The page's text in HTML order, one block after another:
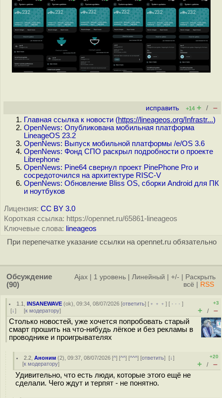
исправить +14 + / –
Главная ссылка к новости (https://lineageos.org/Infrastr...)
OpenNews: Опубликована мобильная платформа
LineageOS 23.2
OpenNews: Выпуск мобильной платформы /e/OS 3.6
OpenNews: Фонд СПО раскрыл подробности о проекте
Librephone
OpenNews: Pine64 свернул проект PinePhone Pro и
сосредоточился на архитектуре RISC-V
OpenNews: Обновление Bliss OS, сборки Android для ПК
и ноутбуков
Лицензия: CC BY 3.0
Короткая ссылка: https://opennet.ru/65861-lineageos
Ключевые слова: lineageos
При перепечатке указание ссылки на opennet.ru обязательно
Обсуждение
(90)
Ajax 1 уровень Линейный +/-
Раскрыть
всё
RSS
1.1 ,INSANEWAVE (ok), 09:34, 08/07/2026 [ответить] [ ﹢﹢﹢] [ · · ·]
[↓] [к модератору]
+3
+ / –
Столько новостей, уже хочется попробовать старый
смарт прошить на что-нибудь лёгкое и без рекламы в
проводнике и проигрывателях
2.2 ,Аноним (2), 09:37, 08/07/2026 [^] [^^] [^^^] [ответить][↓]
[к модератору]
+20
+ / –
Удивительно, что есть люди, которые этого ещё не
сделали. Чего ждут и терпят - не понятно.